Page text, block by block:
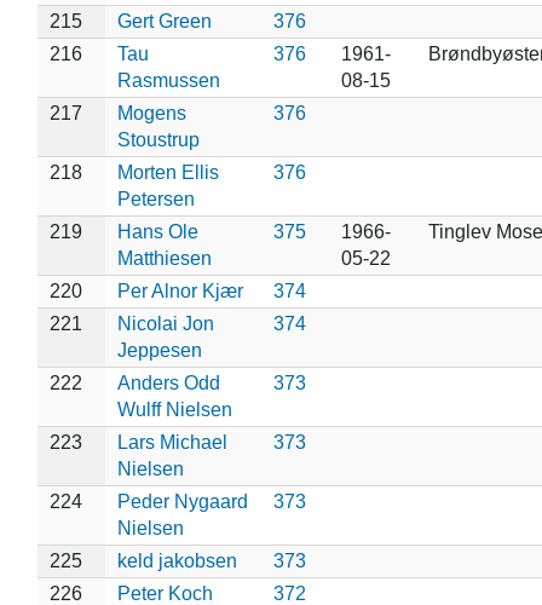
215 Gert Green
376
216
Tau
Rasmussen
376
1961-
08-15
217
Mogens
Stoustrup
376
218
Morten Ellis
Petersen
376
219
Hans Ole
Matthiesen
375
1966-
05-22
Tinglev Mose
220 Per Alnor Kjær
374
221
Nicolai Jon
Jeppesen
374
222
Anders Odd
Wulff Nielsen
373
223
Lars Michael
Nielsen
373
224
Peder Nygaard
Nielsen
373
225 keld jakobsen
373
226
Peter Koch
372